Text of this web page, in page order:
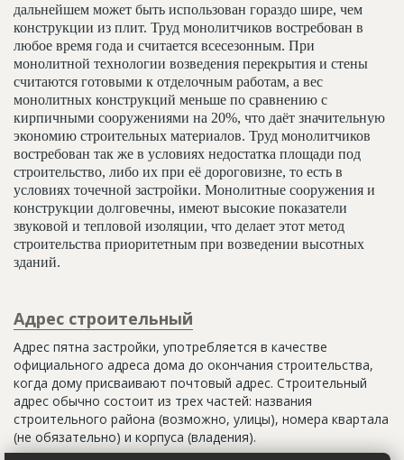
дальнейшем может быть использован гораздо шире, чем
конструкции из плит. Труд монолитчиков востребован в
любое время года и считается всесезонным. При
монолитной технологии возведения перекрытия и стены
считаются готовыми к отделочным работам, а вес
монолитных конструкций меньше по сравнению с
кирпичными сооружениями на 20%, что даёт значительную
экономию строительных материалов. Труд монолитчиков
востребован так же в условиях недостатка площади под
строительство, либо их при её дороговизне, то есть в
условиях точечной застройки. Монолитные сооружения и
конструкции долговечны, имеют высокие показатели
звуковой и тепловой изоляции, что делает этот метод
строительства приоритетным при возведении высотных
зданий.
Адрес строительный
Адрес пятна застройки, употребляется в качестве
официального адреса дома до окончания строительства,
когда дому присваивают почтовый адрес. Строительный
адрес обычно состоит из трех частей: названия
строительного района (возможно, улицы), номера квартала
(не обязательно) и корпуса (владения).